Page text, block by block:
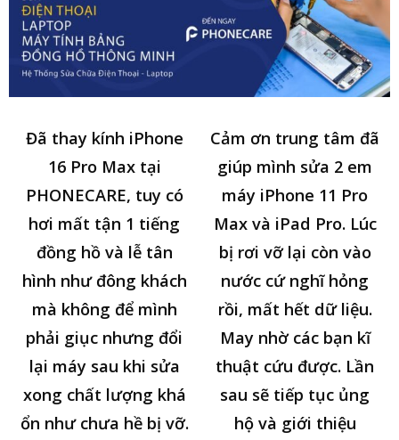
Đã thay kính iPhone
16 Pro Max tại
PHONECARE, tuy có
hơi mất tận 1 tiếng
đồng hồ và lễ tân
hình như đông khách
mà không để mình
phải giục nhưng đổi
lại máy sau khi sửa
xong chất lượng khá
ổn như chưa hề bị vỡ.
Cảm ơn trung tâm đã
giúp mình sửa 2 em
máy iPhone 11 Pro
Max và iPad Pro. Lúc
bị rơi vỡ lại còn vào
nước cứ nghĩ hỏng
rồi, mất hết dữ liệu.
May nhờ các bạn kĩ
thuật cứu được. Lần
sau sẽ tiếp tục ủng
hộ và giới thiệu